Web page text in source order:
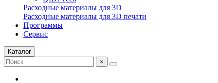
Расходные материалы для 3D
Расходные материалы для 3D печати
Программы
Сервис
Каталог
×